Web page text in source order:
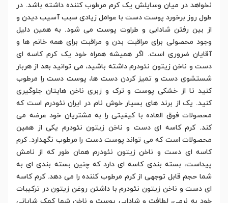
نخواهد در میان وسایلش یک کرم مرطوب کننده داشته باشد. در
طول روز برخورد پوست دست با عوامل زیادی سبب آسیب دیدن و
از بین رفتن شادابی و طراوت پوست می شود. به همین دلیل
وجود محصولی برای مراقبت بدن و مراقبت برای همه خانم ها و
آقایان ضروری است. اگر همیشه همراه خود یک کرم کاسه ای
دست و ناخن زیتون نئودرم داشته باشید، می توانید بعد از هربار
شستشوی دست و تمیز کردن دست ها، پوست دست را مرطوب
کنید تا از خشکی پوست و ترک و زبری ناخن هایتان جلوگیری
کنید. یک از برند های بسیار خوش نام در ایران نئودرم است که
محصولات فوق العاده با کیفیتی را به مشتریان خود عرضه می
کند. کرم کاسه ای دست و ناخن زیتون نئودرم یکی از همین
محصولات است که می تواند پوست دست را مرطوب نگهدارد. کرم
کاسه ای دست و ناخن زیتون نئودرم همان طور که از نامش
پیداست، بسته بندی کاسه ای دارد که چنین بسته بندی ای به
شما حجم قابل توجهی از کرم مرطوب کننده را می دهد. کرم کاسه
ای دست و ناخن زیتون نئودرم با داشتن روغن زیتون در ترکیبات